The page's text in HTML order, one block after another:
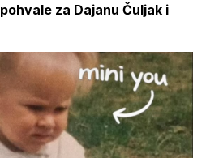
za Dajanu Čuljak i